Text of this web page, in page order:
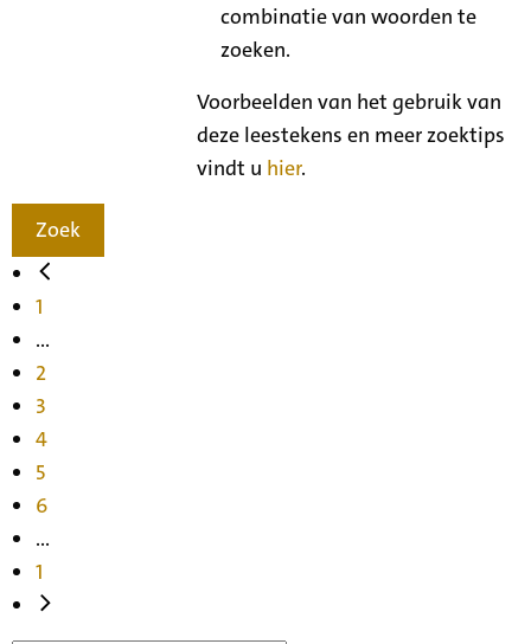
combinatie van woorden te
zoeken.
Voorbeelden van het gebruik van
deze leestekens en meer zoektips
vindt u hier.
Zoek
1
...
2
3
4
5
6
...
1